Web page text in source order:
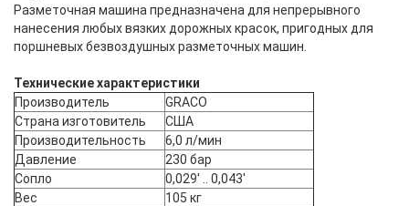
Разметочная машина предназначена для непрерывного
нанесения любых вязких дорожных красок, пригодных для
поршневых безвоздушных разметочных машин.
Технические характеристики
Производитель
GRACO
Страна изготовитель
США
Производительность
6,0 л/мин
Давление
230 бар
Сопло
0,029' .. 0,043'
Вес
105 кг